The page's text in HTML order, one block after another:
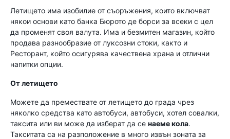
Летището има изобилие от съоръжения, които включват
някои основи като банка Бюрото де борси за всеки с цел
да променят своя валута. Има и безмитен магазин, който
продава разнообразие от луксозни стоки, както и
Ресторант, който осигурява качествена храна и отлични
напитки опции.
От летището
Можете да премествате от летището до града чрез
няколко средства като автобуси, автобуси, хотел совалки,
таксита или ви може да изберат да се наеме кола.
Такситата са на разположение в много извън зоната за